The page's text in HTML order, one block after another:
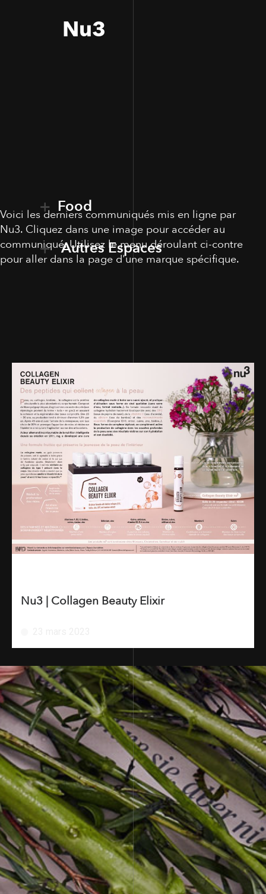
Nu3
Food
Autres Espaces
Voici les derniers communiqués mis en ligne par
Nu3. Cliquez dans une image pour accéder au
communiqué. Utilisez le menu déroulant ci-contre
pour aller dans la page d'une marque spécifique.
Nu3 | Collagen Beauty Elixir